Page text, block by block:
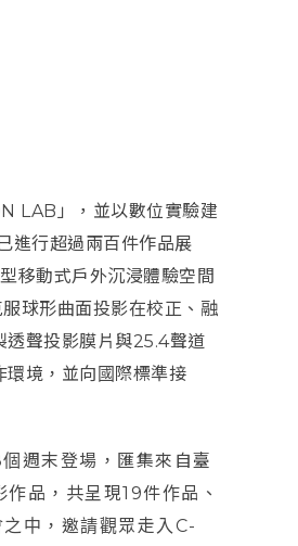
LAB」，並以數位實驗建
進行超過兩百件作品展
移動式戶外沉浸體驗空間
球形曲面投影在校正、融
透聲投影膜片與25.4聲道
環境，並向國際標準接
週末登場，匯集來自臺
品，共呈現19件作品、
中，邀請觀眾走入C-